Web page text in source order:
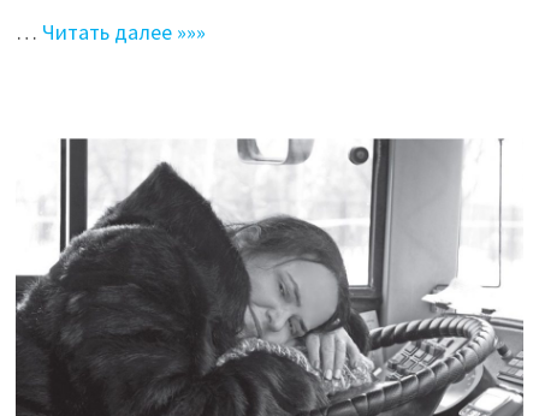
… Читать далее »»»